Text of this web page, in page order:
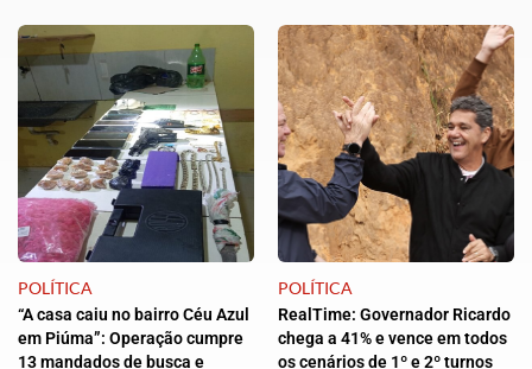
POLÍTICA
“A casa caiu no bairro Céu Azul
em Piúma”: Operação cumpre
13 mandados de busca e
POLÍTICA
RealTime: Governador Ricardo
chega a 41% e vence em todos
os cenários de 1º e 2º turnos